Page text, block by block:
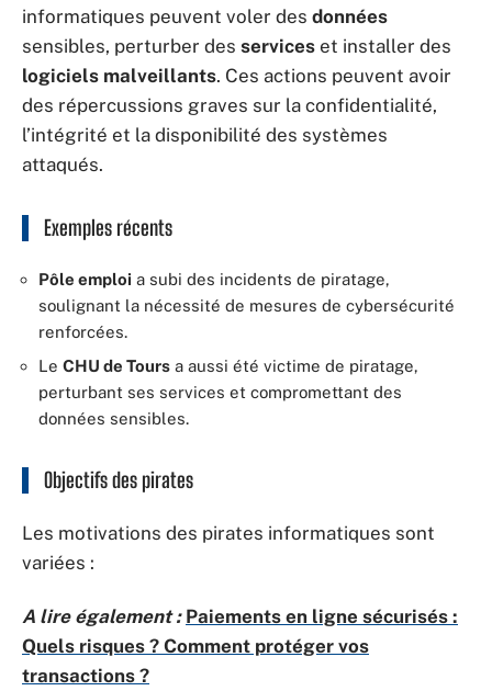
informatiques peuvent voler des données
sensibles, perturber des services et installer des
logiciels malveillants. Ces actions peuvent avoir
des répercussions graves sur la confidentialité,
l’intégrité et la disponibilité des systèmes
attaqués.
Exemples récents
Pôle emploi a subi des incidents de piratage,
soulignant la nécessité de mesures de cybersécurité
renforcées.
Le CHU de Tours a aussi été victime de piratage,
perturbant ses services et compromettant des
données sensibles.
Objectifs des pirates
Les motivations des pirates informatiques sont
variées :
A lire également : Paiements en ligne sécurisés :
Quels risques ? Comment protéger vos
transactions ?